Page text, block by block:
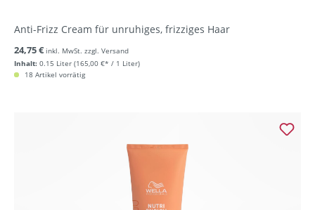
Anti-Frizz Cream für unruhiges, frizziges Haar
Inhalt: 0.15 Liter (165,00 €* / 1 Liter)
24,75 € inkl. MwSt. zzgl. Versand
18 Artikel vorrätig